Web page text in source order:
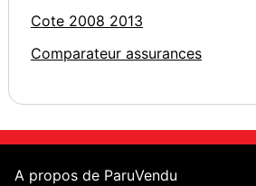
Cote 2008 2013
Comparateur assurances
A propos de ParuVendu